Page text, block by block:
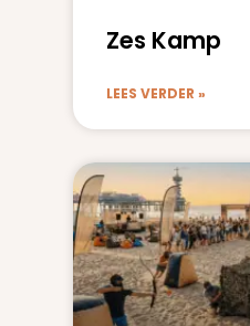
Zes Kamp
LEES VERDER »